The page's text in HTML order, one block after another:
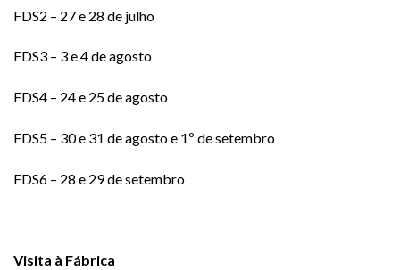
FDS2 – 27 e 28 de julho
FDS3 – 3 e 4 de agosto
FDS4 – 24 e 25 de agosto
FDS5 – 30 e 31 de agosto e 1º de setembro
FDS6 – 28 e 29 de setembro
Visita à Fábrica